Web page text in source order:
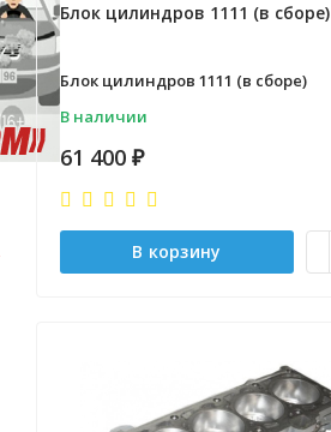
Блок цилиндров 1111 (в сборе)
Блок цилиндров 1111 (в сборе)
В наличии
61 400 ₽
В корзину